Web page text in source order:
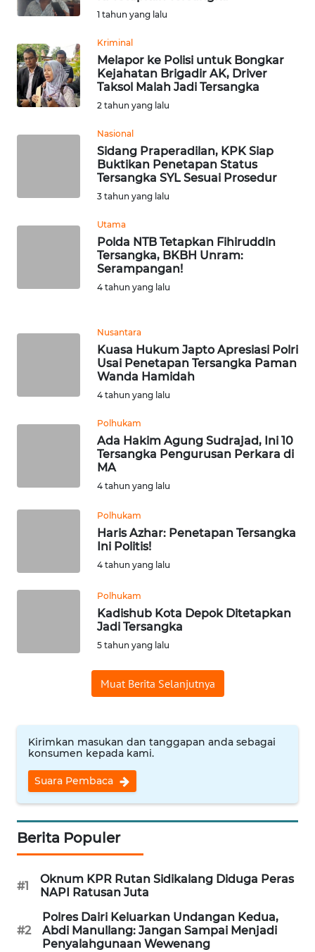
1 tahun yang lalu
Kriminal
Melapor ke Polisi untuk Bongkar
Kejahatan Brigadir AK, Driver
Taksol Malah Jadi Tersangka
2 tahun yang lalu
Nasional
Sidang Praperadilan, KPK Siap
Buktikan Penetapan Status
Tersangka SYL Sesuai Prosedur
3 tahun yang lalu
Utama
Polda NTB Tetapkan Fihiruddin
Tersangka, BKBH Unram:
Serampangan!
4 tahun yang lalu
Nusantara
Kuasa Hukum Japto Apresiasi Polri
Usai Penetapan Tersangka Paman
Wanda Hamidah
4 tahun yang lalu
Polhukam
Ada Hakim Agung Sudrajad, Ini 10
Tersangka Pengurusan Perkara di
MA
4 tahun yang lalu
Polhukam
Haris Azhar: Penetapan Tersangka
Ini Politis!
4 tahun yang lalu
Polhukam
Kadishub Kota Depok Ditetapkan
Jadi Tersangka
5 tahun yang lalu
Muat Berita Selanjutnya
Kirimkan masukan dan tanggapan anda sebagai
konsumen kepada kami.
Suara Pembaca
Berita Populer
#1
Oknum KPR Rutan Sidikalang Diduga Peras
NAPI Ratusan Juta
#2
Polres Dairi Keluarkan Undangan Kedua,
Abdi Manullang: Jangan Sampai Menjadi
Penyalahgunaan Wewenang
KARIR
DISCLAIMER
Wahana
WN
NTT
WN
WN
JAMBI
WN
SULTRA
WN
NTB
WN
WN